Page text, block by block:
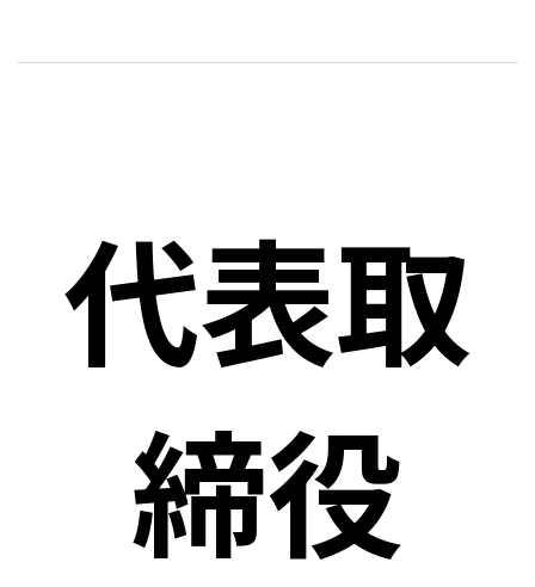
代表取
締役